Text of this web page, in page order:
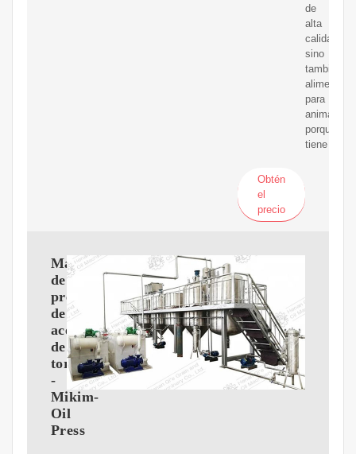
de
alta
calidad,
sino
también
alimento
para
animales,
porque
tiene
Obtén
el
precio
Máquina
de
prensa
de
aceite
de
tornillo
-
Mikim-
Oil
Press